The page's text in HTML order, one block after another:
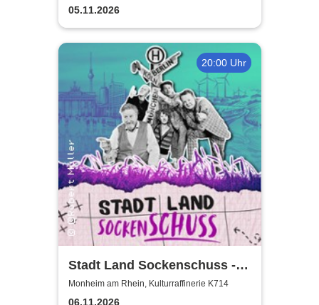
05.11.2026
20:00 Uhr
Stadt Land Sockenschuss -
Kabarett-Theater Distel
Monheim am Rhein, Kulturraffinerie K714
06.11.2026